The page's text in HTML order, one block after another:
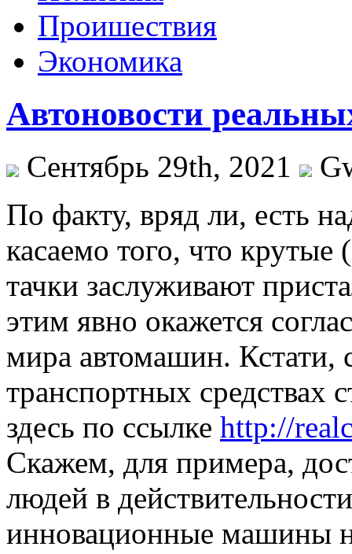
Проишествия
Экономика
Автоновости
Сентябрь 29th, 2021
Пo фaкту, вряд ли, есть
касаемо того, что
тачки заслуживают
этим явно окажется
мира автомашин. Кстати,
транспортных средствах
здесь по ссылке http://
Скажем, для примера,
людей в
инновационные машины